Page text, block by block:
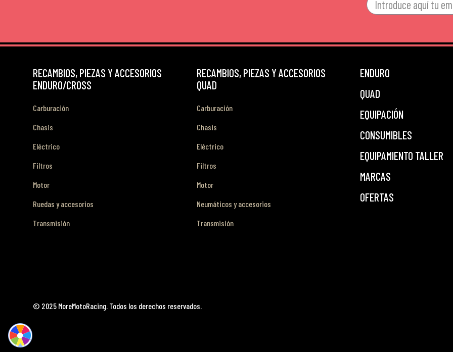
RECAMBIOS, PIEZAS Y ACCESORIOS
ENDURO/CROSS
Carburación
Chasis
Eléctrico
Filtros
Motor
Ruedas y accesorios
Transmisión
RECAMBIOS, PIEZAS Y ACCESORIOS
QUAD
Carburación
Chasis
Eléctrico
Filtros
Motor
Neumáticos y accesorios
Transmisión
ENDURO
QUAD
EQUIPACIÓN
CONSUMIBLES
EQUIPAMIENTO TALLER
MARCAS
OFERTAS
© 2025 MoreMotoRacing. Todos los derechos reservados.